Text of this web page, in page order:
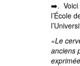
➡️. Voici
l’École
«Le
anciens